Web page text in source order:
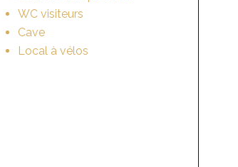
WC visiteurs
Cave
Local à vélos